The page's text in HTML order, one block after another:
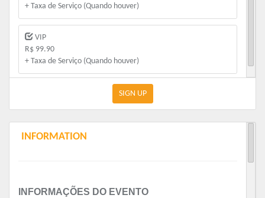
+ Taxa de Serviço (Quando houver)
VIP
R$ 99.90
+ Taxa de Serviço (Quando houver)
SIGN UP
INFORMATION
INFORMAÇÕES DO EVENTO